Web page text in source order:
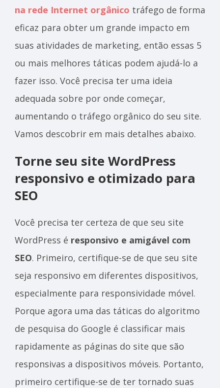
na rede Internet orgânico tráfego de forma
eficaz para obter um grande impacto em
suas atividades de marketing, então essas 5
ou mais melhores táticas podem ajudá-lo a
fazer isso. Você precisa ter uma ideia
adequada sobre por onde começar,
aumentando o tráfego orgânico do seu site.
Vamos descobrir em mais detalhes abaixo.
Torne seu site WordPress
responsivo e otimizado para
SEO
Você precisa ter certeza de que seu site
WordPress é responsivo e amigável com
SEO. Primeiro, certifique-se de que seu site
seja responsivo em diferentes dispositivos,
especialmente para responsividade móvel.
Porque agora uma das táticas do algoritmo
de pesquisa do Google é classificar mais
rapidamente as páginas do site que são
responsivas a dispositivos móveis. Portanto,
primeiro certifique-se de ter tornado suas